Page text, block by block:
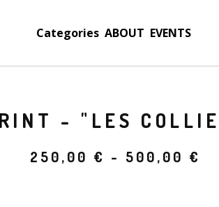
Categories ABOUT EVENTS
- "LES
250,00 € - 500,00 €